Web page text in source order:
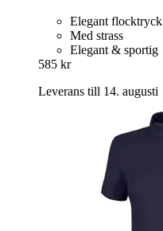
Elegant flocktryck
Med strass
Elegant & sportig
585 kr
Leverans till 14. augusti